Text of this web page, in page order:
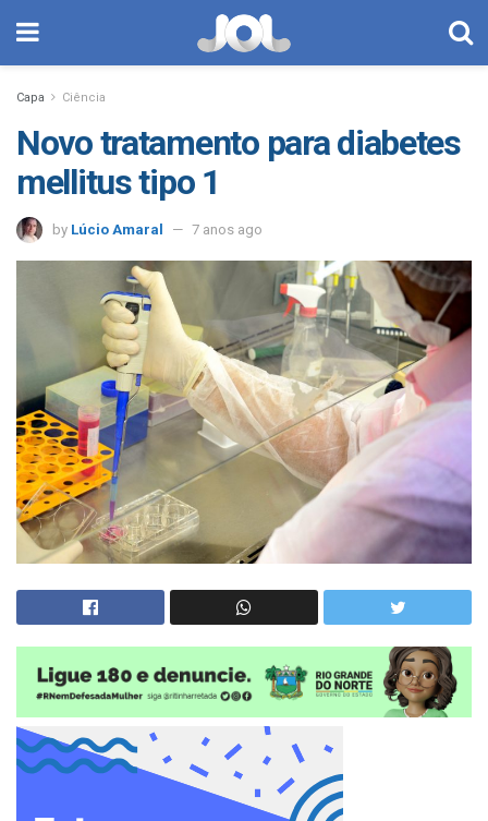
Capa Ciência
Novo tratamento para diabetes
mellitus tipo 1
by Lúcio Amaral 7 anos ago